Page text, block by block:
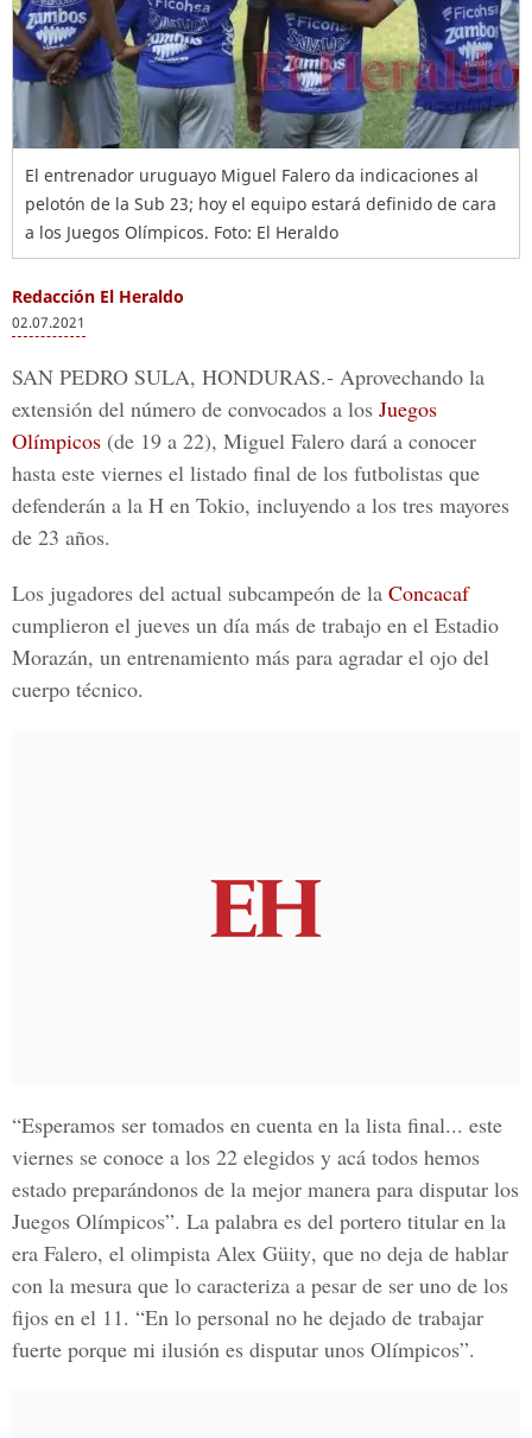
El entrenador uruguayo Miguel Falero da indicaciones al
pelotón de la Sub 23; hoy el equipo estará definido de cara
a los Juegos Olímpicos. Foto: El Heraldo
Redacción El Heraldo
02.07.2021
SAN PEDRO SULA, HONDURAS.- Aprovechando la
extensión del número de convocados a los Juegos
Olímpicos (de 19 a 22), Miguel Falero dará a conocer
hasta este viernes el listado final de los futbolistas que
defenderán a la H en Tokio, incluyendo a los tres mayores
de 23 años.
Los jugadores del actual subcampeón de la Concacaf
cumplieron el jueves un día más de trabajo en el Estadio
Morazán, un entrenamiento más para agradar el ojo del
cuerpo técnico.
“Esperamos ser tomados en cuenta en la lista final... este
viernes se conoce a los 22 elegidos y acá todos hemos
estado preparándonos de la mejor manera para disputar los
Juegos Olímpicos”. La palabra es del portero titular en la
era Falero, el olimpista Alex Güity, que no deja de hablar
con la mesura que lo caracteriza a pesar de ser uno de los
fijos en el 11. “En lo personal no he dejado de trabajar
fuerte porque mi ilusión es disputar unos Olímpicos”.